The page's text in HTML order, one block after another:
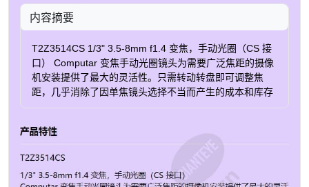
内容摘要
T2Z3514CS 1/3" 3.5-8mm f1.4 变焦，手动光圈（CS 接
口） Computar 变焦手动光圈镜头为需要广泛焦距的摄像
机安装提供了最大的灵活性。只需转动转盘即可调整焦
距，几乎消除了因单焦镜头选择不当而产生的成本和库存
您可能还想考虑以下产品。 所列产品包含许多与
T2Z3514CS 相同的功能以及增强或附加功能/规格。 认证